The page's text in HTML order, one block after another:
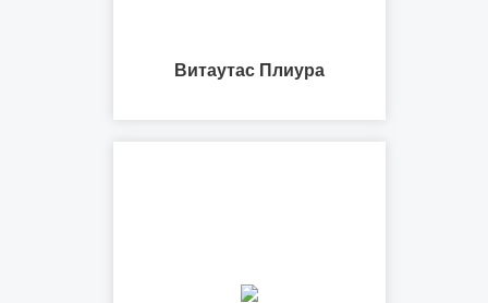
Витаутас Плиура